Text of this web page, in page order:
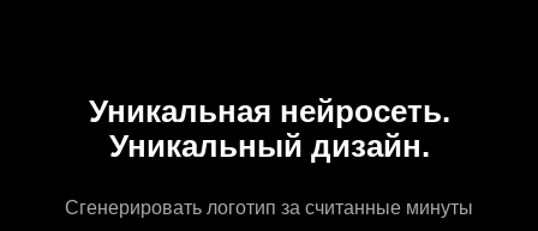
Уникальная нейросеть.
Уникальный дизайн.
Сгенерировать логотип за считанные минуты